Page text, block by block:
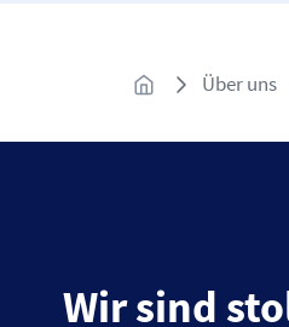
Über uns
Wir sind